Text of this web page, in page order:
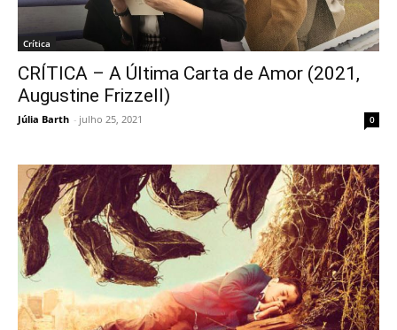
Crítica
CRÍTICA – A Última Carta de Amor (2021,
Augustine Frizzell)
Júlia Barth - julho 25, 2021 0